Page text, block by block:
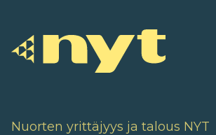
Nuorten yrittäjyys ja talous NYT